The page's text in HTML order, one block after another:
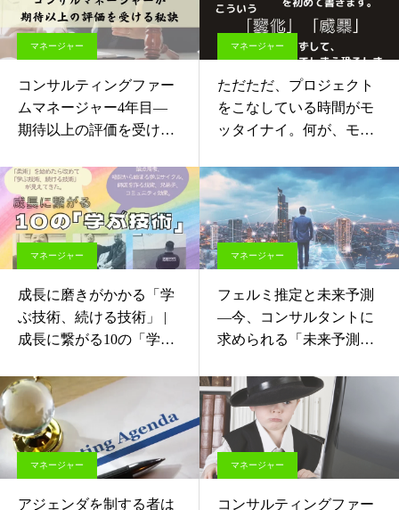
マネージャー
コンサルティングファー
ムマネージャー4年目—
期待以上の評価を受け続
マネージャー
ただただ、プロジェクト
をこなしている時間がモ
ッタイナイ。何が、モッ
きます。—こういう「変
化」「成果」を起こさず
して、時が経ってしまう
恐ろしさ。
マネージャー
成長に磨きがかかる「学
ぶ技術、続ける技術」 |
成長に繋がる10の「学ぶ
マネージャー
フェルミ推定と未来予測
—今、コンサルタントに
求められる「未来予測」
マネージャー
アジェンダを制する者は
マネージャー
コンサルティングファー